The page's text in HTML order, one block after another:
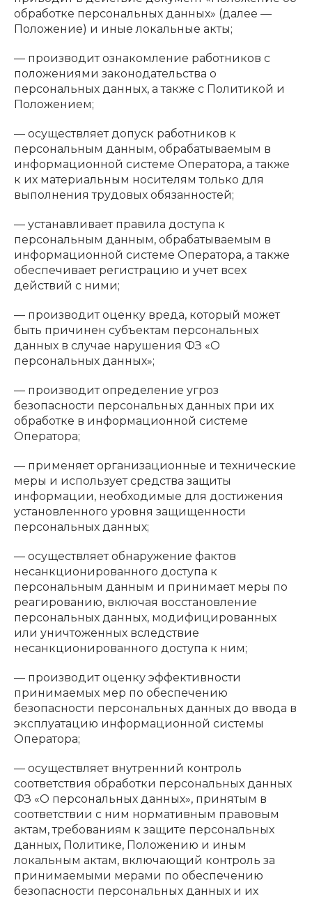
обработке персональных данных» (далее —
Положение) и иные локальные акты;
— производит ознакомление работников с
положениями законодательства о
персональных данных, а также с Политикой и
Положением;
— осуществляет допуск работников к
персональным данным, обрабатываемым в
информационной системе Оператора, а также
к их материальным носителям только для
выполнения трудовых обязанностей;
— устанавливает правила доступа к
персональным данным, обрабатываемым в
информационной системе Оператора, а также
обеспечивает регистрацию и учет всех
действий с ними;
— производит оценку вреда, который может
быть причинен субъектам персональных
данных в случае нарушения ФЗ «О
персональных данных»;
— производит определение угроз
безопасности персональных данных при их
обработке в информационной системе
Оператора;
— применяет организационные и технические
меры и использует средства защиты
информации, необходимые для достижения
установленного уровня защищенности
персональных данных;
— осуществляет обнаружение фактов
несанкционированного доступа к
персональным данным и принимает меры по
реагированию, включая восстановление
персональных данных, модифицированных
или уничтоженных вследствие
несанкционированного доступа к ним;
— производит оценку эффективности
принимаемых мер по обеспечению
безопасности персональных данных до ввода в
эксплуатацию информационной системы
Оператора;
— осуществляет внутренний контроль
соответствия обработки персональных данных
ФЗ «О персональных данных», принятым в
соответствии с ним нормативным правовым
актам, требованиям к защите персональных
данных, Политике, Положению и иным
локальным актам, включающий контроль за
принимаемыми мерами по обеспечению
безопасности персональных данных и их